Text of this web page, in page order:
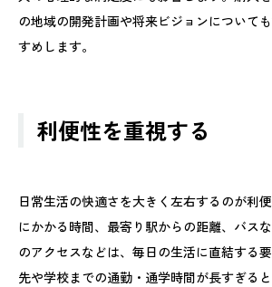
の地域の開発計画や将来ビジョンについて
すめします。
利便性を重視する
日常生活の快適さを大きく左右するのが利
にかかる時間、最寄り駅からの距離、バス
のアクセスなどは、毎日の生活に直結する
先や学校までの通勤・通学時間が長すぎる